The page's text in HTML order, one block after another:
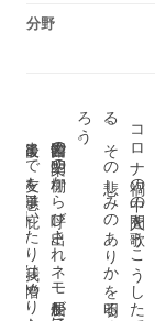
分野
。
図書館の閉架の棚から呼び出されネモ船長が子に会いにくる
最後まで友を息子は庇いたり我は憎めり今も今でも